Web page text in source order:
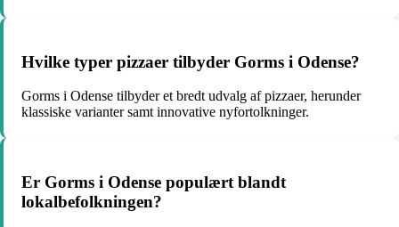
Hvilke typer pizzaer tilbyder Gorms i Odense?
Gorms i Odense tilbyder et bredt udvalg af pizzaer, herunder
klassiske varianter samt innovative nyfortolkninger.
Er Gorms i Odense populært blandt
lokalbefolkningen?